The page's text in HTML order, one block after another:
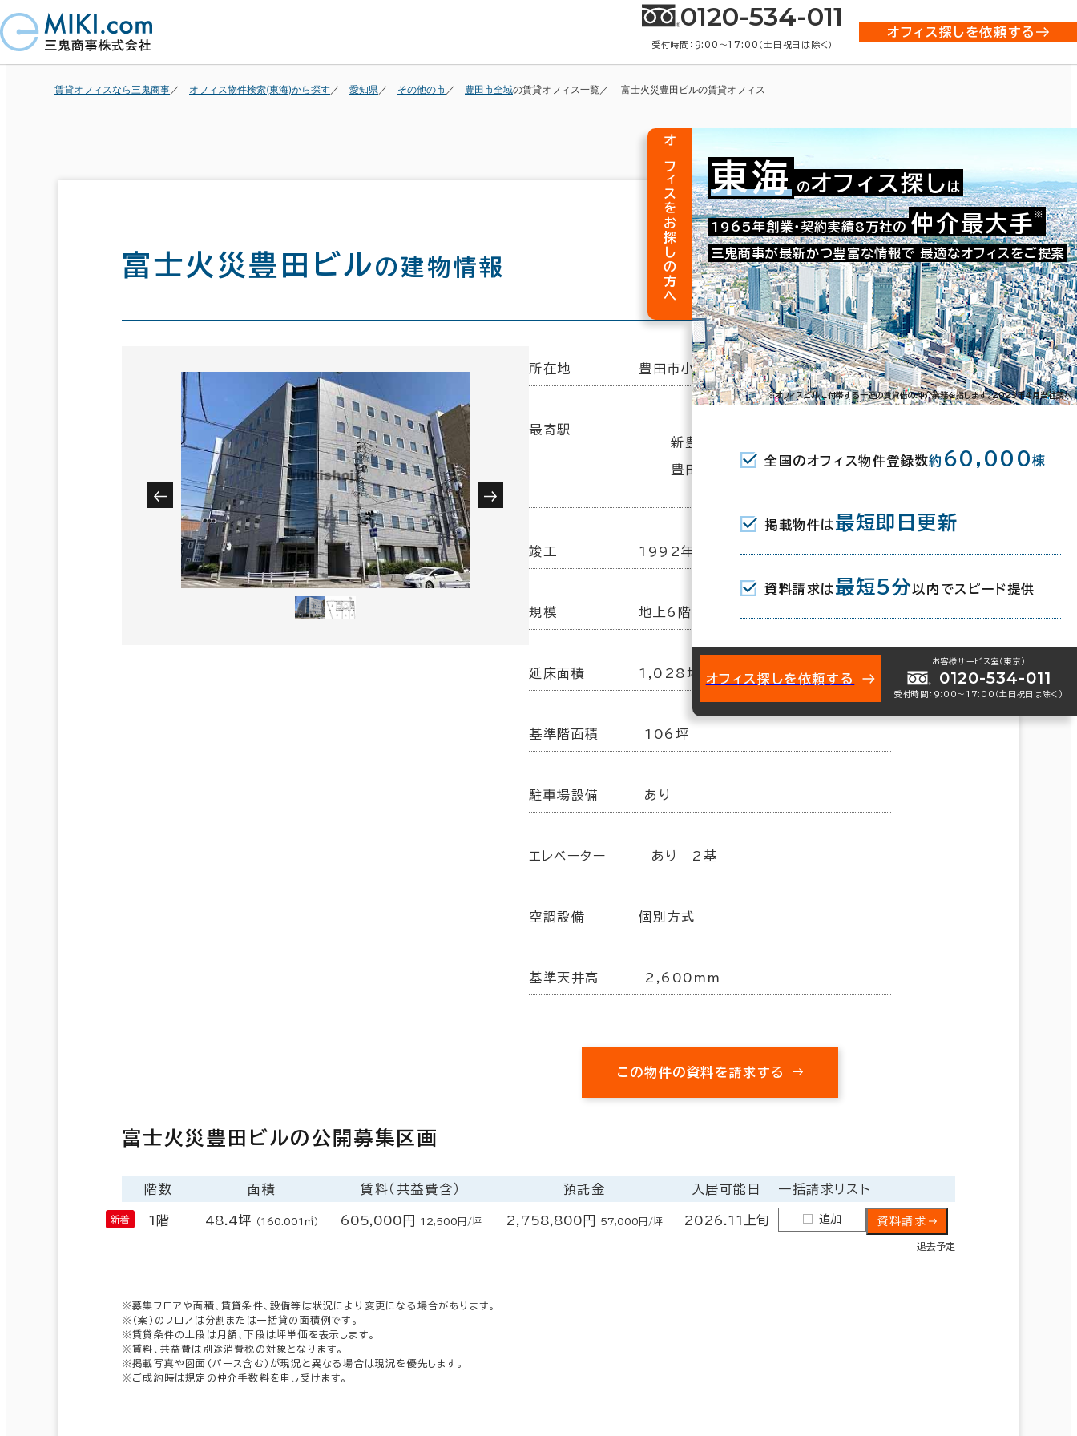
0120-534-011
受付時間：9:00〜17:00（土日祝日は除く）
オフィス探しを依頼する
賃貸オフィスなら三鬼商事 オフィス物件検索(東海)から探す 愛知県 その他の市 豊田市全域の賃貸オフィス一覧 富士火災豊田ビルの賃貸オフィス
富士火災豊田ビルの建物情報
お問い合わせ番号：008-08154
所在地 豊田市小坂本町1-13-11
最寄駅
新豊田駅(愛知環状鉄道) 西口 5分
豊田市駅(名鉄三河線) 西口 7分
竣工 1992年 3月
規模 地上6階建
延床面積 1,028坪
基準階面積 106坪
駐車場設備 あり
エレベーター あり 2基
空調設備 個別方式
基準天井高 2,600mm
この物件の資料を請求する
富士火災豊田ビルの公開募集区画
階数 面積 賃料（共益費含） 預託金 入居可能日 一括請求リスト
1階 48.4坪 （160.001㎡） 605,000円 12,500円/坪 2,758,800円 57,000円/坪 2026.11上旬 追加 資料請求
退去予定
※募集フロアや面積、賃貸条件、設備等は状況により変更になる場合があります。
※（案）のフロアは分割または一括貸の面積例です。
※賃貸条件の上段は月額、下段は坪単価を表示します。
※賃料、共益費は別途消費税の対象となります。
※掲載写真や図面（パース含む）が現況と異なる場合は現況を優先します。
※ご成約時は規定の仲介手数料を申し受けます。
オフィスをお探しの方へ 東海 のオフィス探し は
1965年創業・契約実績8万社の 仲介最大手 ※
三鬼商事が最新かつ豊富な情報で 最適なオフィスをご提案
※オフィスビルに付帯する一連の賃貸借の仲介業務を指します。2023年4月当社調べ
全国のオフィス物件登録数約 60,000棟
掲載物件は 最短即日更新
資料請求は 最短5分 以内でスピード提供
オフィス探しを依頼する
お客様サービス室（東京）
0120-534-011
受付時間：9:00〜17:00（土日祝日は除く）